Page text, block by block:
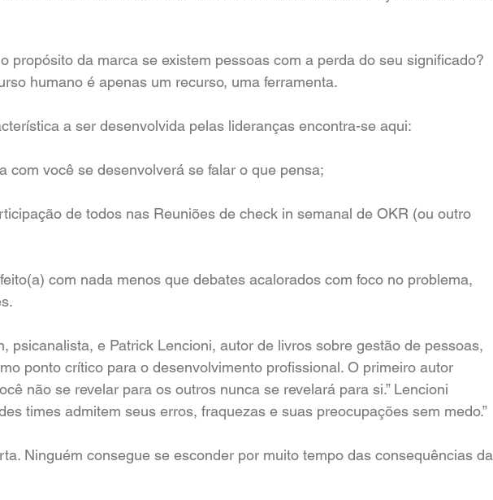
propósito da marca se existem pessoas com a perda do seu significado?
humano é apenas um recurso, uma ferramenta.
a ser desenvolvida pelas lideranças encontra-se aqui:
com você se desenvolverá se falar o que pensa;
de todos nas Reuniões de check in semanal de OKR (ou outro
com nada menos que debates acalorados com foco no problema,
psicanalista, e Patrick Lencioni, autor de livros sobre gestão de pessoas,
ponto crítico para o desenvolvimento profissional. O primeiro autor
não se revelar para os outros nunca se revelará para si.” Lencioni
times admitem seus erros, fraquezas e suas preocupações sem medo.”
Ninguém consegue se esconder por muito tempo das consequências da